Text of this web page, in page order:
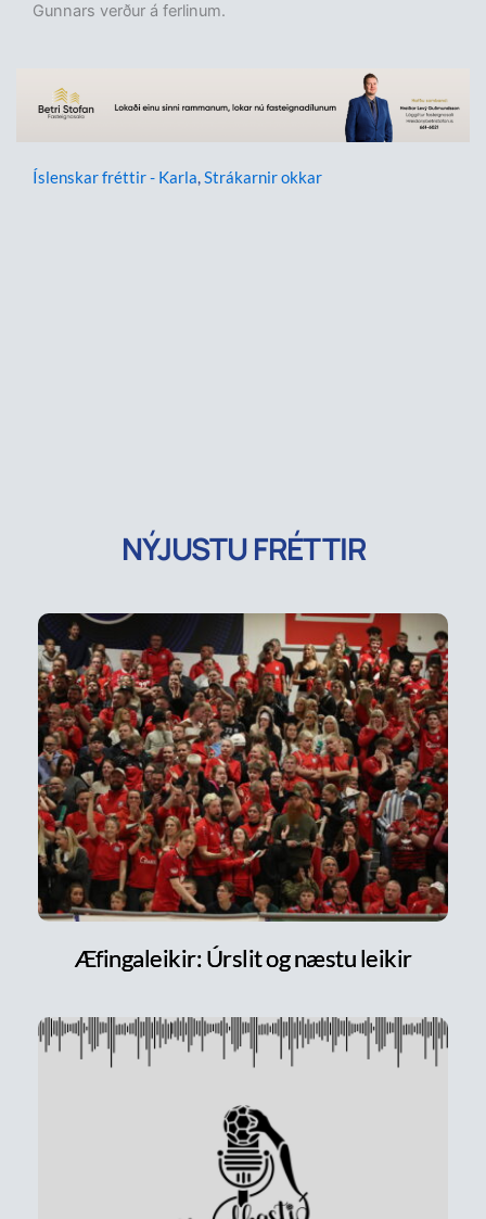
Gunnars verður á ferlinum.
Íslenskar fréttir - Karla,Strákarnir okkar
NÝJUSTU FRÉTTIR
Æfingaleikir: Úrslit og næstu leikir